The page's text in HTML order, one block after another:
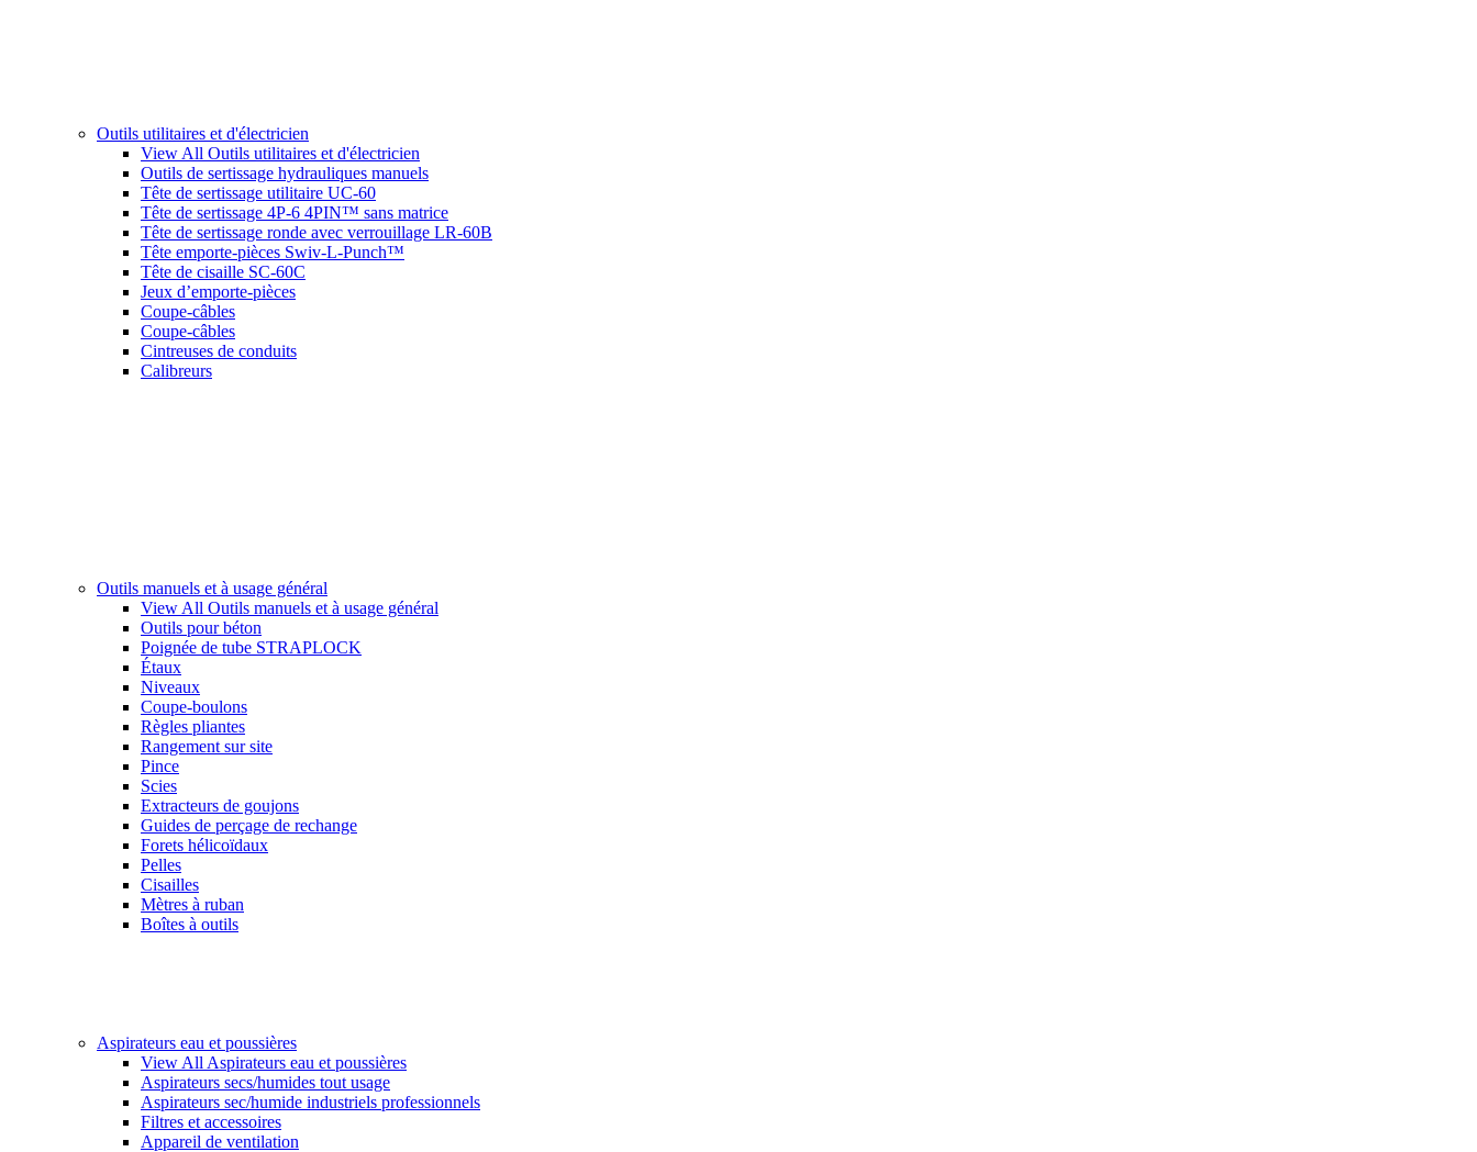
Outils utilitaires et d'électricien
View All Outils utilitaires et d'électricien
Outils de sertissage hydrauliques manuels
Tête de sertissage utilitaire UC-60
Tête de sertissage 4P-6 4PIN™ sans matrice
Tête de sertissage ronde avec verrouillage LR-60B
Tête emporte-pièces Swiv-L-Punch™
Tête de cisaille SC-60C
Jeux d’emporte-pièces
Coupe-câbles
Coupe-câbles
Cintreuses de conduits
Calibreurs
Outils manuels et à usage général
View All Outils manuels et à usage général
Outils pour béton
Poignée de tube STRAPLOCK
Étaux
Niveaux
Coupe-boulons
Règles pliantes
Rangement sur site
Pince
Scies
Extracteurs de goujons
Guides de perçage de rechange
Forets hélicoïdaux
Pelles
Cisailles
Mètres à ruban
Boîtes à outils
Aspirateurs eau et poussières
View All Aspirateurs eau et poussières
Aspirateurs secs/humides tout usage
Aspirateurs sec/humide industriels professionnels
Filtres et accessoires
Appareil de ventilation